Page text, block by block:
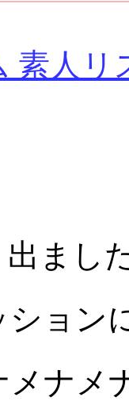
素人リ
まし
ション
メナメ